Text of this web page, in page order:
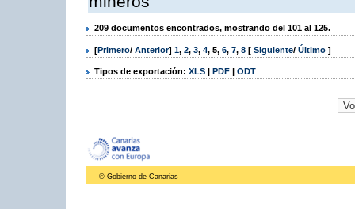
209 documentos encontrados, mostrando del 101 al 125.
[Primero/ Anterior] 1, 2, 3, 4, 5, 6, 7, 8 [ Siguiente/ Último ]
Tipos de exportación: XLS | PDF | ODT
© Gobierno de Canarias